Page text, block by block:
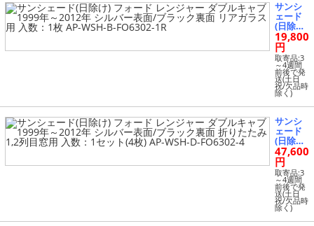
1999年
～2012
年 シル
バー表
面/ブラ
ック裏
面 リア
ガラス
用 入
数：1枚
AP-WS
H-B-FO
63-1R
サンシ
ェード
(日除け)
フォー
ド レン
ジャー
ダブル
キャブ 1
999年～
2012年
シルバ
ブラッ
ク裏面
リアガ
ラス用
入数：1
枚 AP-
WSH-B-
FO6302-
1R
19,800
円
取寄品:3
～4週間
前後で発
送(土日
祝/欠品時
除く)
サンシ
ェード
(日除け)
フォー
ド レン
ジャー
ダブル
キャブ 1
999年～
2012年
シルバ
47,600
円
取寄品:3
～4週間
前後で発
送(土日
祝/欠品時
除く)